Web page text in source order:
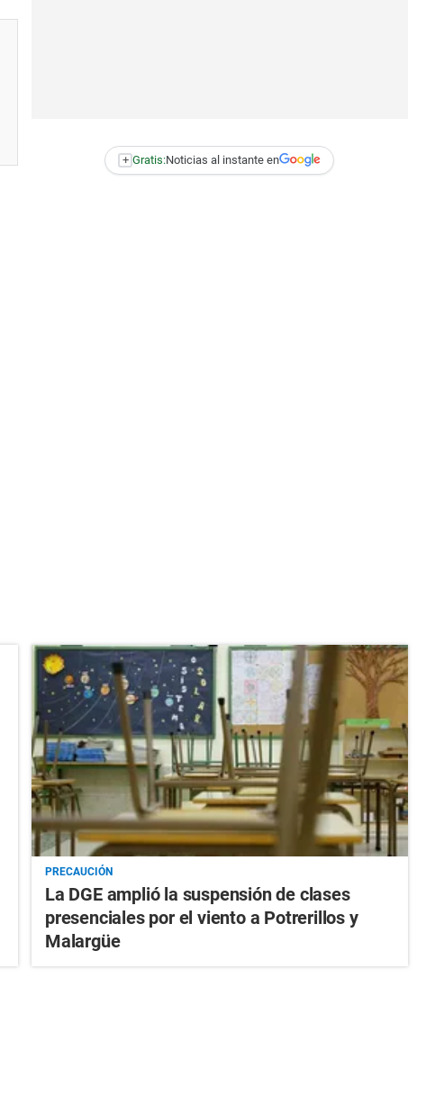
+ Gratis:Noticias al instante en
PRECAUCIÓN
La DGE amplió la suspensión de clases
presenciales por el viento a Potrerillos y
Malargüe